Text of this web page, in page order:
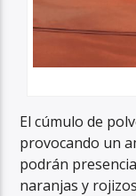
El cúmulo de
provocando un
podrán
naranjas y